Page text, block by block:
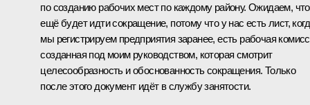
по созданию рабочих мест по каждому району. Ожидаем, что
ещё будет идти сокращение, потому что у нас есть лист,
мы регистрируем предприятия заранее, есть рабочая
созданная под моим руководством, которая смотрит
целесообразность и обоснованность сокращения. Только
после этого документ идёт в службу занятости.